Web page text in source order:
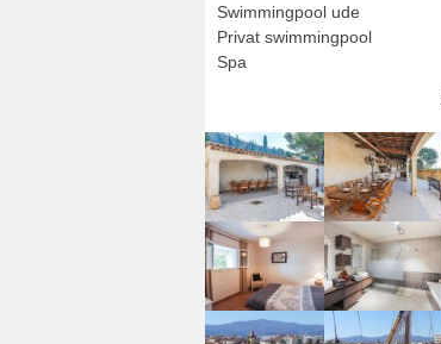
Swimmingpool ude
Privat swimmingpool
Spa